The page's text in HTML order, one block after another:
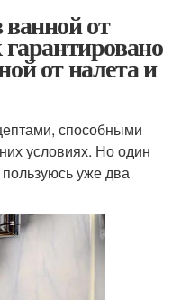
от
от налета и
способными
условиях. Но один
уже два